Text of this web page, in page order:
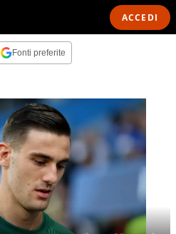
ACCEDI
Fonti preferite